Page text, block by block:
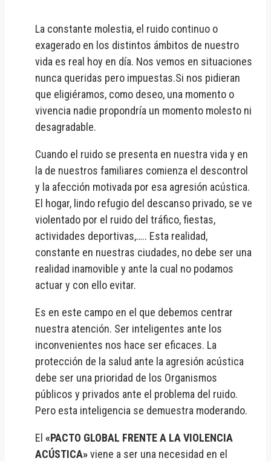
La constante molestia, el ruido continuo o
exagerado en los distintos ámbitos de nuestro
vida es real hoy en día. Nos vemos en situaciones
nunca queridas pero impuestas.Si nos pidieran
que eligiéramos, como deseo, una momento o
vivencia nadie propondría un momento molesto ni
desagradable.
Cuando el ruido se presenta en nuestra vida y en
la de nuestros familiares comienza el descontrol
y la afección motivada por esa agresión acústica.
El hogar, lindo refugio del descanso privado, se ve
violentado por el ruido del tráfico, fiestas,
actividades deportivas,….. Esta realidad,
constante en nuestras ciudades, no debe ser una
realidad inamovible y ante la cual no podamos
actuar y con ello evitar.
Es en este campo en el que debemos centrar
nuestra atención. Ser inteligentes ante los
inconvenientes nos hace ser eficaces. La
protección de la salud ante la agresión acústica
debe ser una prioridad de los Organismos
públicos y privados ante el problema del ruido.
Pero esta inteligencia se demuestra moderando.
El «PACTO GLOBAL FRENTE A LA VIOLENCIA
ACÚSTICA»viene a ser una necesidad en el